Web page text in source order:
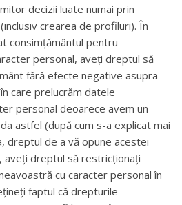
decizii luate numai prin
crearea de profiluri). În
consimțământul pentru
personal, aveți dreptul să
fără efecte negative asupra
care prelucrăm datele
personal deoarece avem un
astfel (după cum s-a explicat mai
dreptul de a vă opune acestei
aveți dreptul să restricționați
cu caracter personal în
faptul că drepturile